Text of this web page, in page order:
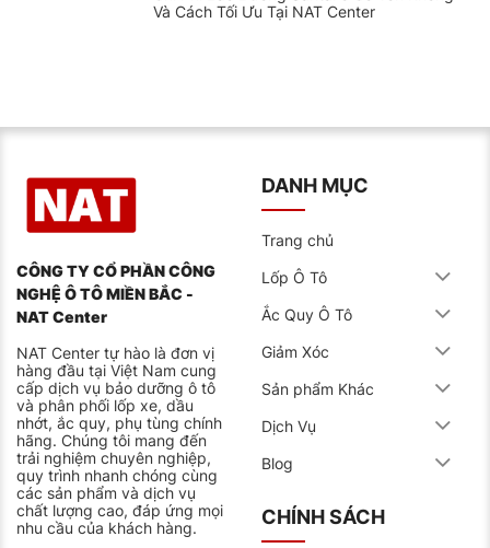
Và Cách Tối Ưu Tại NAT Center
CÔNG TY CỔ PHẦN CÔNG
NGHỆ Ô TÔ MIỀN BẮC -
NAT Center
NAT Center tự hào là đơn vị
hàng đầu tại Việt Nam cung
cấp dịch vụ bảo dưỡng ô tô
và phân phối lốp xe, dầu
nhớt, ắc quy, phụ tùng chính
hãng. Chúng tôi mang đến
trải nghiệm chuyên nghiệp,
quy trình nhanh chóng cùng
các sản phẩm và dịch vụ
chất lượng cao, đáp ứng mọi
nhu cầu của khách hàng.
DANH MỤC
Trang chủ
Lốp Ô Tô
Ắc Quy Ô Tô
Giảm Xóc
Sản phẩm Khác
Dịch Vụ
Blog
CHÍNH SÁCH